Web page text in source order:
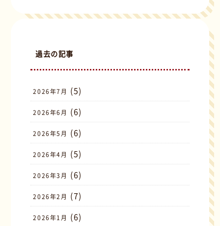
過去の記事
2026年7月 (5)
2026年6月 (6)
2026年5月 (6)
2026年4月 (5)
2026年3月 (6)
2026年2月 (7)
2026年1月 (6)